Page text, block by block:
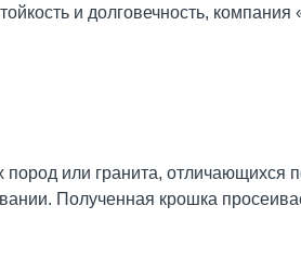
и долговечность,
или гранита,
Полученная крошка